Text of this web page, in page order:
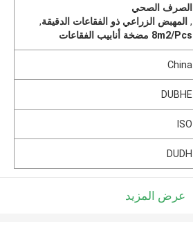
الصرف الصحي
,المهبض الزراعي ذو الفقاعات الدقيقة,
8m2/Pcs مضخة أنابيب الفقاعات
China
DUBHE
ISO
DUDH
عرض المزيد